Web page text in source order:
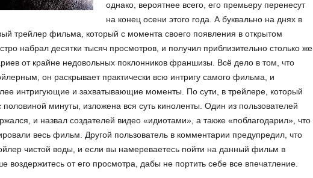
однако, вероятнее всего, его премьеру перенесут
на конец осени этого года. А буквально на днях в
трейлер фильма, который с момента своего появления в открытом
набрал десятки тысяч просмотров, и получил приблизительно столько же
от крайне недовольных поклонников франшизы. Всё дело в том, что
он раскрывает практически всю интригу самого фильма, и
интригующие и захватывающие моменты. По сути, в трейлере, который
половиной минуты, изложена вся суть киноленты. Один из пользователей
и назвал создателей видео «идиотами», а также «поблагодарил», что
весь фильм. Другой пользователь в комментарии предупредил, что
чистой воды, и если вы намереваетесь пойти на данный фильм в
воздержитесь от его просмотра, дабы не портить себе все впечатление.